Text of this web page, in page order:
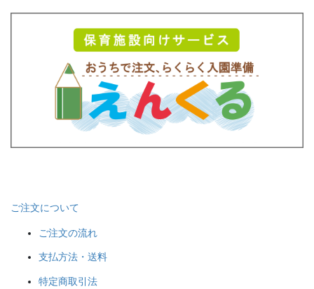
ご注文について
ご注文の流れ
支払方法・送料
特定商取引法